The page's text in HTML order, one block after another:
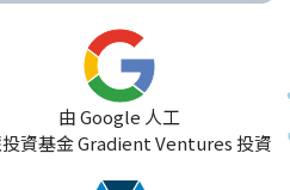
由 Google 人工
資基金 Gradient Ventures 投資